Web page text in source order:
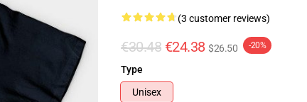
(3 customer reviews)
€30.48 €24.38 $26.50 -20%
Type
Unisex